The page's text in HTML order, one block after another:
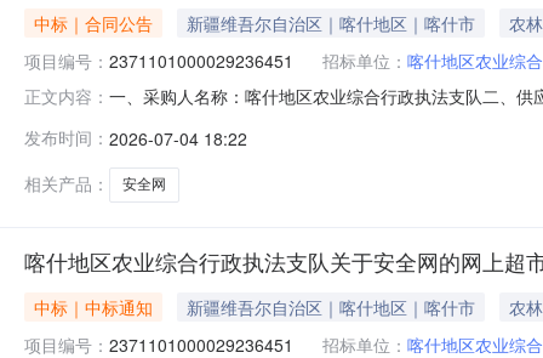
中标｜合同公告 新疆维吾尔自治区｜喀什地区｜喀什市
农
项目编号： 2371101000029236451 招标单位： 喀什地区农业综
正文内容： 一、采购人名称：喀什地区农业综合行政执法支队二、
旭杉斯2*1*1米4毫米粗5*5网孔卷63.001509450服务要
发布时间： 2026-07-04 18:22
相关产品：
安全网
喀什地区农业综合行政执法支队关于安全网的网上超
中标｜中标通知 新疆维吾尔自治区｜喀什地区｜喀什市
农
项目编号： 2371101000029236451 招标单位： 喀什地区农业综